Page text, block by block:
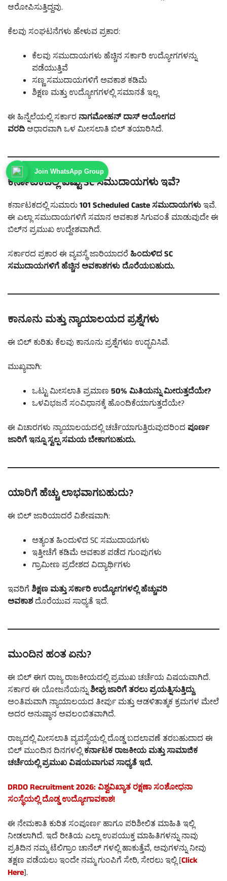
ಆರೋಪಿಸುತ್ತಿದ್ದವು.
ಕೆಲವು ಸಂಘಟನೆಗಳು ಹೇಳುವ ಪ್ರಕಾರ:
ಕೆಲವು ಸಮುದಾಯಗಳು ಹೆಚ್ಚಿನ ಸರ್ಕಾರಿ ಉದ್ಯೋಗಗಳನ್ನು
ಪಡೆಯುತ್ತಿವೆ
ಸಣ್ಣ ಸಮುದಾಯಗಳಿಗೆ ಅವಕಾಶ ಕಡಿಮೆ
ಶಿಕ್ಷಣ ಮತ್ತು ಉದ್ಯೋಗಗಳಲ್ಲಿ ಸಮಾನತೆ ಇಲ್ಲ
ಈ ಹಿನ್ನೆಲೆಯಲ್ಲಿ ಸರ್ಕಾರನಾಗಮೋಹನ್ ದಾಸ್ ಆಯೋಗದ
ವರದಿಆಧಾರವಾಗಿ ಒಳ ಮೀಸಲಾತಿ ಬಿಲ್ ತಯಾರಿಸಿದೆ.
ಕರ್ನಾಟಕದಲ್ಲಿ ಎಷ್ಟು SC ಸಮುದಾಯಗಳು ಇವೆ?
ಕರ್ನಾಟಕದಲ್ಲಿ ಸುಮಾರು101 Scheduled Caste ಸಮುದಾಯಗಳುಇವೆ.
ಈ ಎಲ್ಲಾ ಸಮುದಾಯಗಳಿಗೆ ಸಮಾನ ಅವಕಾಶ ಸಿಗುವಂತೆ ಮಾಡುವುದೇ ಈ
ಬಿಲ್‌ನ ಪ್ರಮುಖ ಉದ್ದೇಶವಾಗಿದೆ.
ಸರ್ಕಾರದ ಪ್ರಕಾರ ಈ ವ್ಯವಸ್ಥೆ ಜಾರಿಯಾದರೆಹಿಂದುಳಿದ SC
ಸಮುದಾಯಗಳಿಗೆ ಹೆಚ್ಚಿನ ಅವಕಾಶಗಳು ದೊರೆಯಬಹುದು.
ಕಾನೂನು ಮತ್ತು ನ್ಯಾಯಾಲಯದ ಪ್ರಶ್ನೆಗಳು
ಈ ಬಿಲ್ ಕುರಿತು ಕೆಲವು ಕಾನೂನು ಪ್ರಶ್ನೆಗಳೂ ಉದ್ಭವಿಸಿವೆ.
ಮುಖ್ಯವಾಗಿ:
ಒಟ್ಟು ಮೀಸಲಾತಿ ಪ್ರಮಾಣ50% ಮಿತಿಯನ್ನು ಮೀರುತ್ತದೆಯೇ?
ಒಳವಿಭಜನೆ ಸಂವಿಧಾನಕ್ಕೆ ಹೊಂದಿಕೆಯಾಗುತ್ತದೆಯೇ?
ಈ ವಿಚಾರಗಳು ನ್ಯಾಯಾಲಯದಲ್ಲಿ ಚರ್ಚೆಯಾಗುತ್ತಿರುವುದರಿಂದ ಪೂರ್ಣ
ಜಾರಿಗೆ ಇನ್ನೂ ಸ್ವಲ್ಪ ಸಮಯ ಬೇಕಾಗಬಹುದು.
ಯಾರಿಗೆ ಹೆಚ್ಚು ಲಾಭವಾಗಬಹುದು?
ಈ ಬಿಲ್ ಜಾರಿಯಾದರೆ ವಿಶೇಷವಾಗಿ:
ಅತ್ಯಂತ ಹಿಂದುಳಿದ SC ಸಮುದಾಯಗಳು
ಇತ್ತೀಚೆಗೆ ಕಡಿಮೆ ಅವಕಾಶ ಪಡೆದ ಗುಂಪುಗಳು
ಗ್ರಾಮೀಣ ಪ್ರದೇಶದ ವಿದ್ಯಾರ್ಥಿಗಳು
ಇವರಿಗೆಶಿಕ್ಷಣ ಮತ್ತು ಸರ್ಕಾರಿ ಉದ್ಯೋಗಗಳಲ್ಲಿ ಹೆಚ್ಚುವರಿ
ಅವಕಾಶದೊರೆಯುವ ಸಾಧ್ಯತೆ ಇದೆ.
ಮುಂದಿನ ಹಂತ ಏನು?
ಈ ಬಿಲ್ ಈಗ ರಾಜ್ಯ ರಾಜಕೀಯದಲ್ಲಿ ಪ್ರಮುಖ ಚರ್ಚೆಯ ವಿಷಯವಾಗಿದೆ.
ಸರ್ಕಾರ ಈ ಯೋಜನೆಯನ್ನುಶೀಘ್ರ ಜಾರಿಗೆ ತರಲು ಪ್ರಯತ್ನಿಸುತ್ತಿದ್ದು,
ಅಂತಿಮವಾಗಿ ನ್ಯಾಯಾಲಯದ ತೀರ್ಪು ಮತ್ತು ಆಡಳಿತಾತ್ಮಕ ಕ್ರಮಗಳ ಮೇಲೆ
ಅದರ ಅನುಷ್ಠಾನ ಅವಲಂಬಿತವಾಗಿದೆ.
ರಾಜ್ಯದಲ್ಲಿ ಮೀಸಲಾತಿ ವ್ಯವಸ್ಥೆಯಲ್ಲಿ ದೊಡ್ಡ ಬದಲಾವಣೆ ತರಬಹುದಾದ ಈ
ಬಿಲ್ ಮುಂದಿನ ದಿನಗಳಲ್ಲಿಕರ್ನಾಟಕ ರಾಜಕೀಯ ಮತ್ತು ಸಾಮಾಜಿಕ
ಚರ್ಚೆಯಲ್ಲಿ ಪ್ರಮುಖ ವಿಷಯವಾಗುವ ಸಾಧ್ಯತೆ ಇದೆ.
DRDO Recruitment 2026: ವಿಶ್ವವಿಖ್ಯಾತ ರಕ್ಷಣಾ ಸಂಶೋಧನಾ
ಸಂಸ್ಥೆಯಲ್ಲಿ ದೊಡ್ಡ ಉದ್ಯೋಗಾವಕಾಶ!
ಈ ನೇಮಕಾತಿ ಕುರಿತ ಸಂಪೂರ್ಣ ಹಾಗೂ ಪರಿಶೀಲಿತ ಮಾಹಿತಿ ಇಲ್ಲಿ
ನೀಡಲಾಗಿದೆ. ಇದೆ ರೀತಿಯ ಎಲ್ಲಾ ಉಪಯುಕ್ತ ಮಾಹಿತಿಗಳನ್ನು ನಾವು
ಪ್ರತಿದಿನ ನಮ್ಮ ಟೆಲಿಗ್ರಾಂ ಚಾನೆಲ್ ಗಳಲ್ಲಿ ಹಾಕುತ್ತೆವೆ, ಅವುಗಳನ್ನು ನೀವು
ತಕ್ಷಣ ಪಡೆಯಲು ಇಂದೇ ನಮ್ಮ ಗುಂಪಿಗೆ ಸೇರಿ, ಸೇರಲು ಇಲ್ಲಿ [Click
Here].
Join WhatsApp Group